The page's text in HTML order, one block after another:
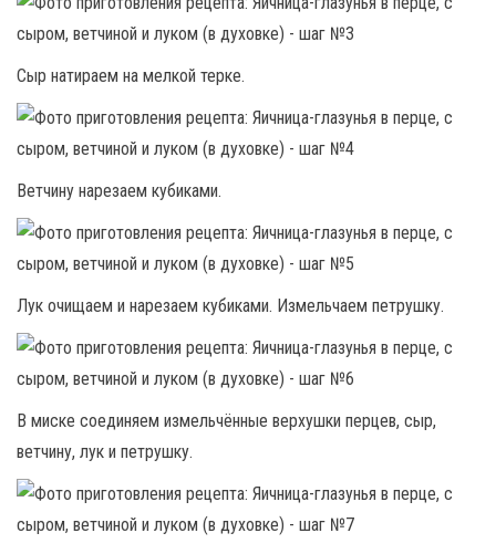
Сыр натираем на мелкой терке.
Ветчину нарезаем кубиками.
Лук очищаем и нарезаем кубиками. Измельчаем петрушку.
В миске соединяем измельчённые верхушки перцев, сыр,
ветчину, лук и петрушку.